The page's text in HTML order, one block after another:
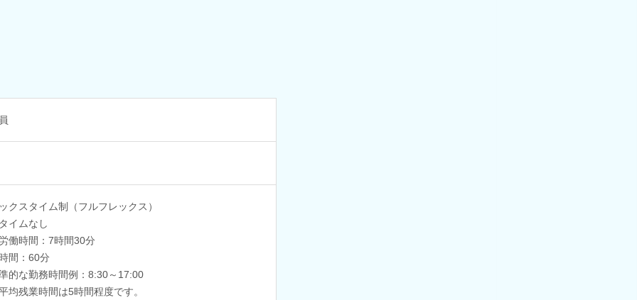
クスタイム制（フルフレックス）
イムなし
働時間：7時間30分
間：60分
的な勤務時間例：8:30～17:00
均残業時間は5時間程度です。